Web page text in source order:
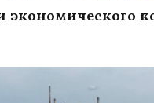
экономического